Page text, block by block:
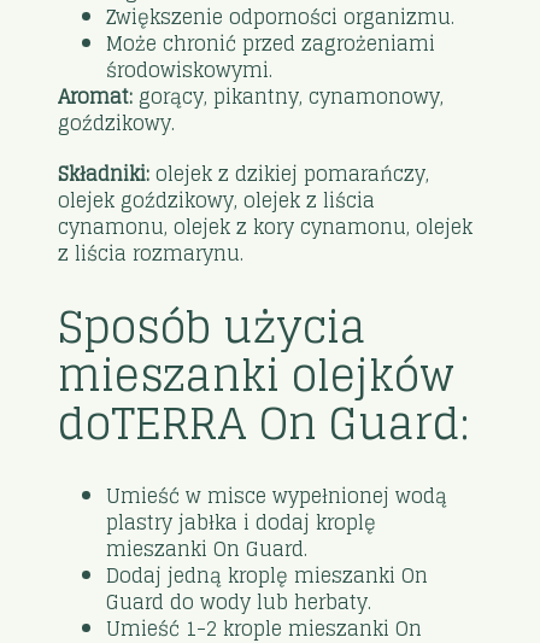
Zwiększenie odporności organizmu.
Może chronić przed zagrożeniami
środowiskowymi.
Aromat: gorący, pikantny, cynamonowy,
goździkowy.
Składniki:olejek z dzikiej pomarańczy,
olejek goździkowy, olejek z liścia
cynamonu, olejek z kory cynamonu, olejek
z liścia rozmarynu.
Sposób użycia
mieszanki olejków
doTERRA On Guard:
Umieść w misce wypełnionej wodą
plastry jabłka i dodaj kroplę
mieszanki On Guard.
Dodaj jedną kroplę mieszanki On
Guard do wody lub herbaty.
Umieść 1-2 krople mieszanki On